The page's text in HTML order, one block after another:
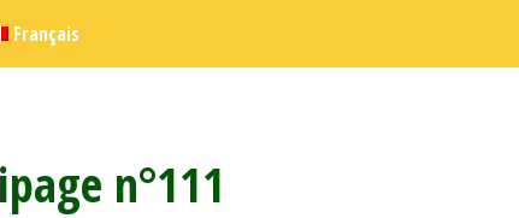
Français
n°111